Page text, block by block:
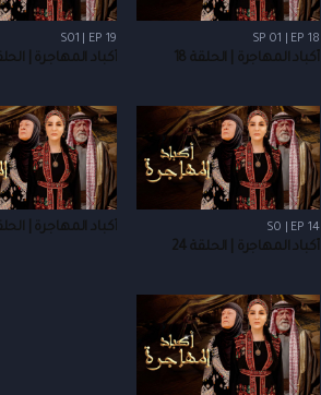
SP 01 | EP 18
أكباد المهاجرة | الحلقة 18
S01 | EP 19
أكباد المهاجرة |
S0 | EP 14
أكباد المهاجرة | الحلقة 24
أكباد المهاجرة |